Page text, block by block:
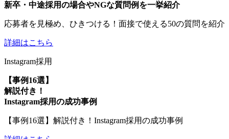
新卒・中途採用の場合やNGな質問例を一挙紹介
応募者を見極め、ひきつける！面接で使える50の質問を紹介
詳細はこちら
Instagram採用
【事例16選】
解説付き！
Instagram採用の成功事例
【事例16選】解説付き！Instagram採用の成功事例